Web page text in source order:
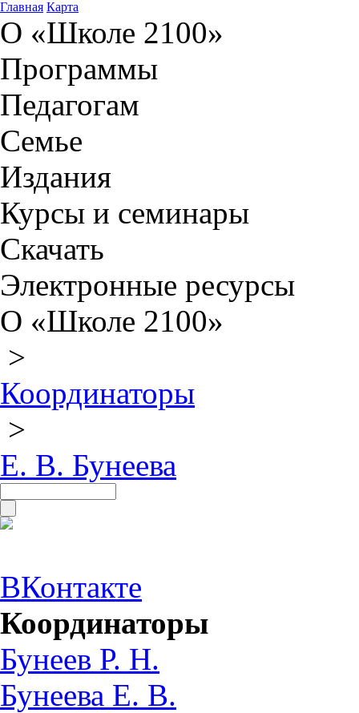
Главная Карта
О «Школе 2100»
Программы
Педагогам
Семье
Издания
Курсы и семинары
Скачать
Электронные ресурсы
О «Школе 2100»
>
Координаторы
>
Е. В. Бунеева
ВКонтакте
Координаторы
Бунеев Р. Н.
Бунеева Е. В.